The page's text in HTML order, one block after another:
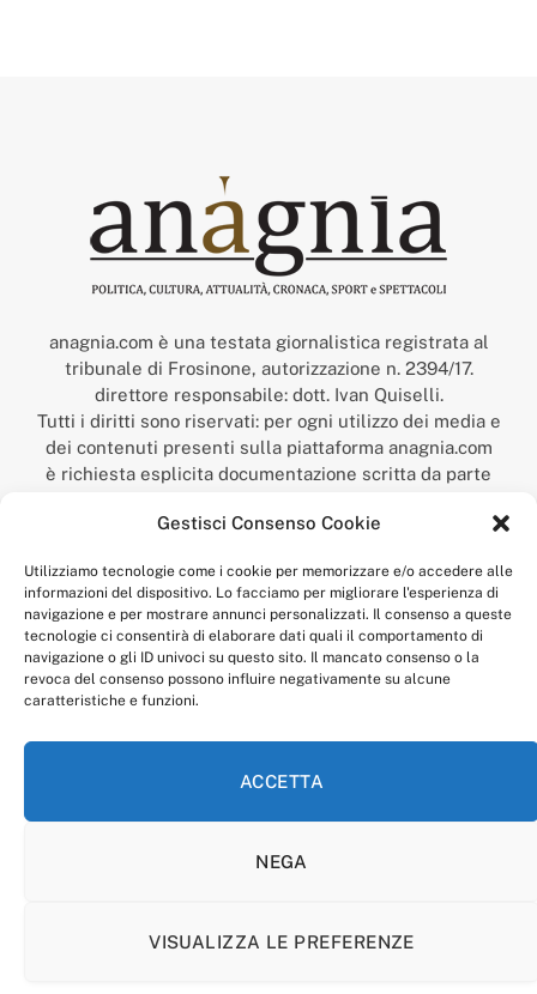
Gestisci Consenso Cookie
Utilizziamo tecnologie come i cookie per memorizzare e/o accedere alle
informazioni del dispositivo. Lo facciamo per migliorare l'esperienza di
navigazione e per mostrare annunci personalizzati. Il consenso a queste
tecnologie ci consentirà di elaborare dati quali il comportamento di
navigazione o gli ID univoci su questo sito. Il mancato consenso o la
revoca del consenso possono influire negativamente su alcune
caratteristiche e funzioni.
ACCETTA
NEGA
VISUALIZZA LE PREFERENZE
anagnia.com è una testata giornalistica registrata al
tribunale di Frosinone, autorizzazione n. 2394/17.
direttore responsabile: dott. Ivan Quiselli.
Tutti i diritti sono riservati: per ogni utilizzo dei media e
dei contenuti presenti sulla piattaforma anagnia.com
è richiesta esplicita documentazione scritta da parte
“Anagnia” è un marchio registrato presso l’Ufficio Italiano
Economico,
num. registrazione: 302017000014044 del 9 febbraio 2017.
Per contatti:redazione@anagnia.com
COOKIE POLICY